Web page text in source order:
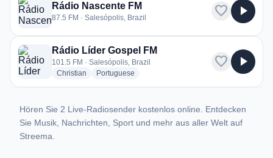
Rádio Nascente FM
87.5 FM · Salesópolis, Brazil favorite play_arrow
Rádio Líder Gospel FM
101.5 FM · Salesópolis, Brazil
Christian radio stations
Portuguese
favorite play_arrow
Hören Sie 2 Live-Radiosender kostenlos online. Entdecken
Sie Musik, Nachrichten, Sport und mehr aus aller Welt auf
Streema.